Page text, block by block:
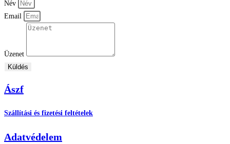
Név
Email
Üzenet
Küldés
Ászf
Szállítási és fizetési feltételek
Adatvédelem